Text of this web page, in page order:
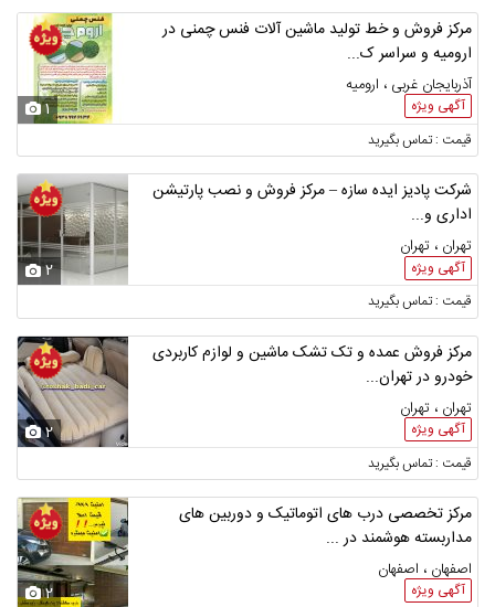
مرکز فروش و خط تولید ماشین آلات فنس چمنی در
ارومیه و سراسر ک...
آذربایجان غربی ، ارومیه
آگهی ویژه 1
قیمت : تماس بگیرید
شرکت پادیز ایده سازه – مرکز فروش و نصب پارتیشن
اداری و...
تهران ، تهران
آگهی ویژه 2
قیمت : تماس بگیرید
مرکز فروش عمده و تک تشک ماشین و لوازم کاربردی
خودرو در تهران...
تهران ، تهران
آگهی ویژه 2
قیمت : تماس بگیرید
مرکز تخصصی درب های اتوماتیک و دوربین های
مداربسته هوشمند در ...
اصفهان ، اصفهان
آگهی ویژه 2